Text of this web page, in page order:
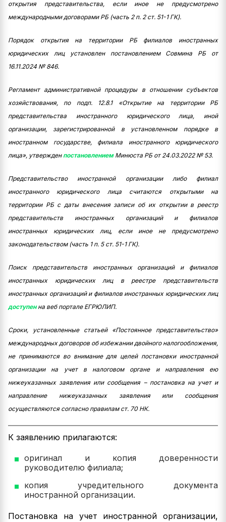
открытия представительства, если иное не предусмотрено
международными договорами РБ (часть 2 п. 2 ст. 51-1 ГК).
Порядок открытия на территории РБ филиалов иностранных
юридических лиц установлен постановлением Совмина РБ от
16.11.2024 № 846.
Регламент административной процедуры в отношении субъектов
хозяйствования, по подп. 12.8.1 «Открытие на территории РБ
представительства иностранного юридического лица, иной
организации, зарегистрированной в установленном порядке в
иностранном государстве, филиала иностранного юридического
лица», утвержден постановлениемМинюста РБ от 24.03.2022 № 53.
Представительство иностранной организации либо филиал
иностранного юридического лица считаются открытыми на
территории РБ с даты внесения записи об их открытии в реестр
представительств иностранных организаций и филиалов
иностранных юридических лиц, если иное не предусмотрено
законодательством (часть 1 п. 5 ст. 51-1 ГК).
Поиск представительств иностранных организаций и филиалов
иностранных юридических лиц в реестре представительств
иностранных организаций и филиалов иностранных юридических лиц
доступенна веб портале ЕГРЮЛИП.
Сроки, установленные статьей «Постоянное представительство»
международных договоров об избежании двойного налогообложения,
не принимаются во внимание для целей постановки иностранной
организации на учет в налоговом органе и направления ею
нижеуказанных заявления или сообщения – постановка на учет и
направление нижеуказанных заявления или сообщения
осуществляются согласно правилам ст. 70 НК.
К заявлению прилагаются:
оригинал и копия доверенности
руководителю филиала;
копия учредительного документа
иностранной организации.
Постановка на учет иностранной организации,